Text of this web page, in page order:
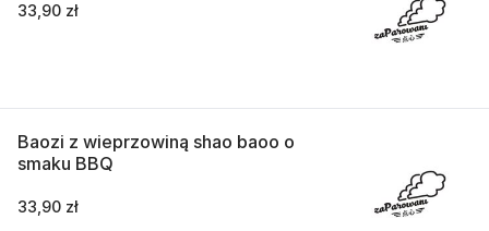
33,90 zł
Baozi z wieprzowiną shao baoo o
smaku BBQ
33,90 zł